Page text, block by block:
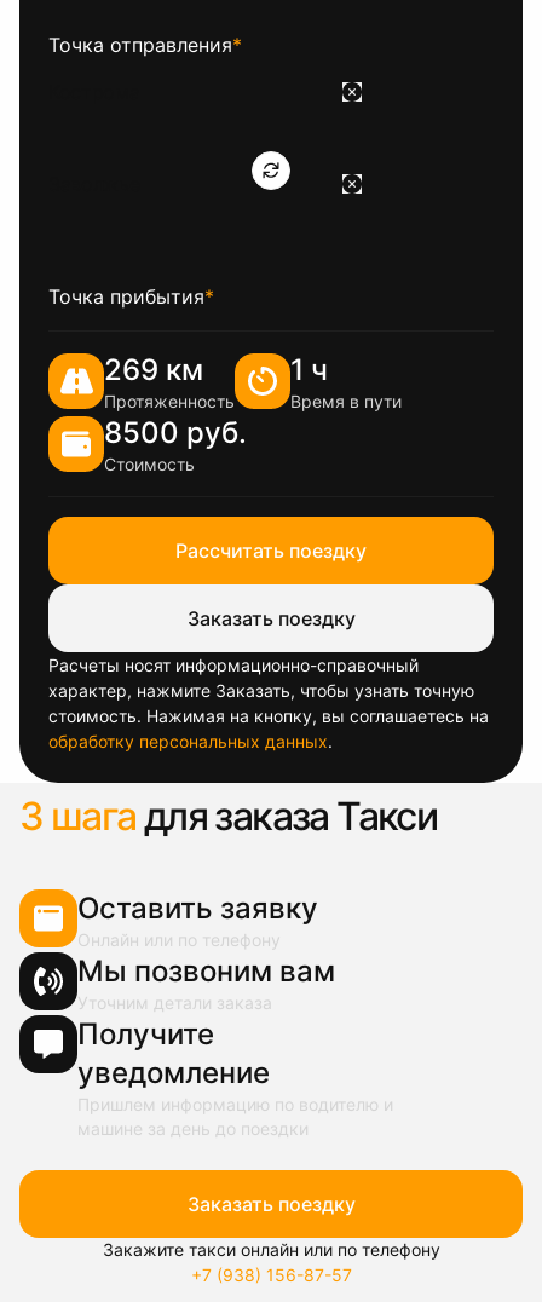
Точка отправления*
Точка прибытия*
269 км
Протяженность
1 ч
Время в пути
8500 руб.
Стоимость
Рассчитать поездку
Заказать поездку
Расчеты носят информационно-справочный
характер, нажмите Заказать, чтобы узнать точную
стоимость. Нажимая на кнопку, вы соглашаетесь на
обработку персональных данных.
3 шагадля заказа Такси
Оставить заявку
Онлайн или по телефону
Мы позвоним вам
Уточним детали заказа
Получите
уведомление
Пришлем информацию по водителю и
машине за день до поездки
Заказать поездку
Закажите такси онлайн или по телефону
+7 (938) 156-87-57